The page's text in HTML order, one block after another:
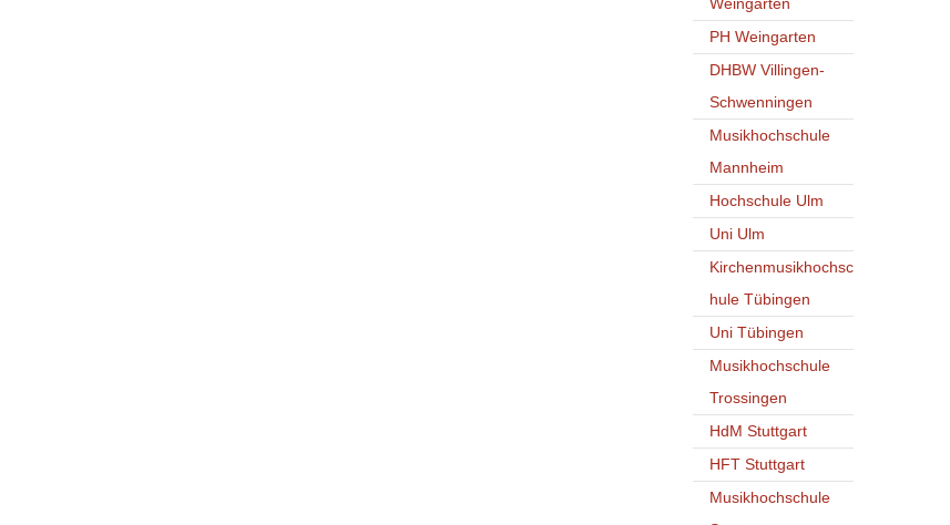
PH Weingarten
DHBW Villingen-
Schwenningen
Musikhochschule
Mannheim
Hochschule Ulm
Uni Ulm
Kirchenmusikhochsc
hule Tübingen
Uni Tübingen
Musikhochschule
Trossingen
HdM Stuttgart
HFT Stuttgart
Musikhochschule